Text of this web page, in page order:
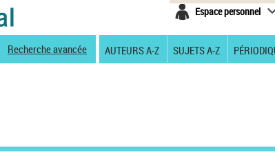
Espace personnel
Recherche avancée AUTEURS A-Z SUJETS A-Z